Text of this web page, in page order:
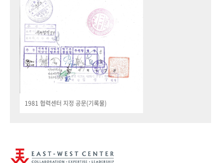
1981 협력센터 지정 공문(기록물)